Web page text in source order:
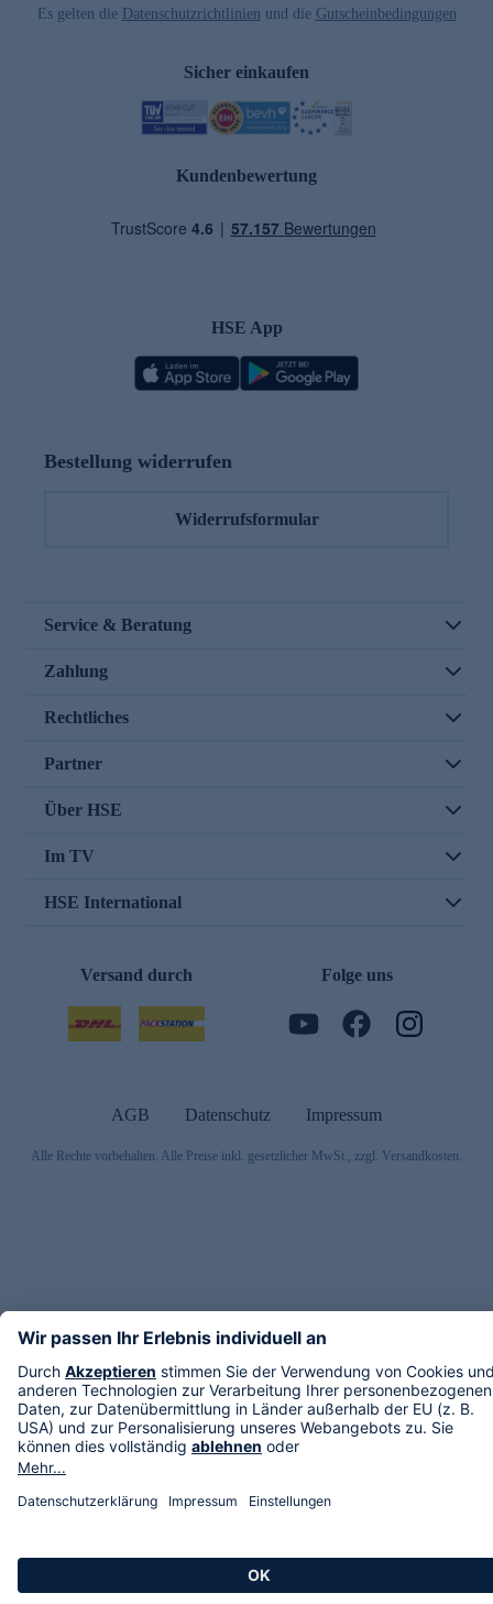
Es gelten die Datenschutzrichtlinien und die Gutscheinbedingungen
Sicher einkaufen
Kundenbewertung
HSE App
Bestellung widerrufen
Widerrufsformular
Service & Beratung
Zahlung
Rechtliches
Partner
Über HSE
Im TV
HSE International
Versand durch Folge uns
AGB Datenschutz Impressum
Alle Rechte vorbehalten. Alle Preise inkl. gesetzlicher MwSt., zzgl. Versandkosten.